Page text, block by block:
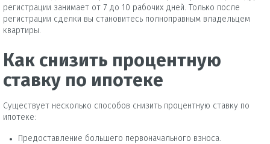
регистрации занимает от 7 до 10 рабочих дней. Только после
регистрации сделки вы становитесь полноправным владельцем
квартиры.
Как снизить процентную
ставку по ипотеке
Существует несколько способов снизить процентную ставку по
ипотеке:
Предоставление большего первоначального взноса.